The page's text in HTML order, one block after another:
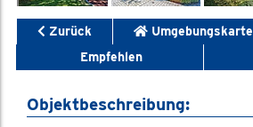
Zurück Umgebungskarte
Empfehlen
Objektbeschreibung: